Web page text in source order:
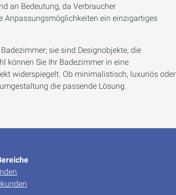
an Bedeutung, da Verbraucher
Anpassungsmöglichkeiten ein einzigartiges
sie sind Designobjekte, die
können Sie Ihr Badezimmer in eine
widerspiegelt. Ob minimalistisch, luxuriös oder
die passende Lösung.